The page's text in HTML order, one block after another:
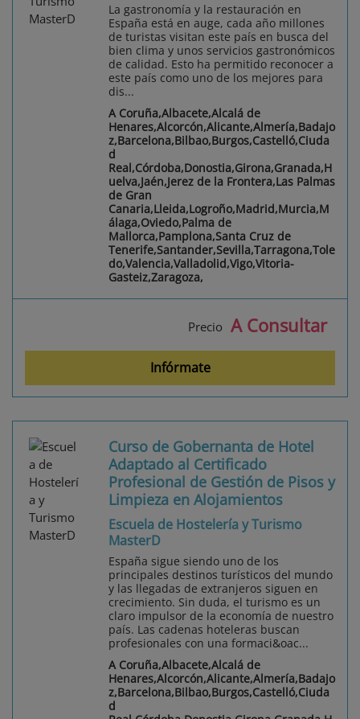
La gastronomía y la restauración en
España está en auge, cada año millones
de turistas visitan este país en busca del
bien clima y unos servicios gastronómicos
de calidad. Esto ha permitido reconocer a
este país como uno de los mejores para
dis...
A Coruña,Albacete,Alcalá de
Henares,Alcorcón,Alicante,Almería,Badajo
z,Barcelona,Bilbao,Burgos,Castelló,Ciuda
d
Real,Córdoba,Donostia,Girona,Granada,H
uelva,Jaén,Jerez de la Frontera,Las Palmas
de Gran
Canaria,Lleida,Logroño,Madrid,Murcia,M
álaga,Oviedo,Palma de
Mallorca,Pamplona,Santa Cruz de
Tenerife,Santander,Sevilla,Tarragona,Tole
do,Valencia,Valladolid,Vigo,Vitoria-
Gasteiz,Zaragoza,
Precio A Consultar
Infórmate
Curso de Gobernanta de Hotel
Adaptado al Certificado
Profesional de Gestión de Pisos y
Limpieza en Alojamientos
Escuela de Hostelería y Turismo
MasterD
España sigue siendo uno de los
principales destinos turísticos del mundo
y las llegadas de extranjeros siguen en
crecimiento. Sin duda, el turismo es un
claro impulsor de la economía de nuestro
país. Las cadenas hoteleras buscan
profesionales con una formaci&oac...
A Coruña,Albacete,Alcalá de
Henares,Alcorcón,Alicante,Almería,Badajo
z,Barcelona,Bilbao,Burgos,Castelló,Ciuda
d